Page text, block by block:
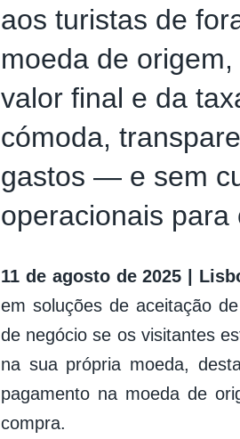
aos turistas de
moeda de
valor final e da
cómoda,
gastos — e sem
operacionais para
11 de agosto de 2025 |
em soluções de aceitação
de negócio se os visitantes
na sua própria moeda,
pagamento na moeda de
compra.